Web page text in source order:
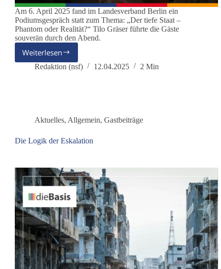
Am 6. April 2025 fand im Landesverband Berlin ein
Podiumsgespräch statt zum Thema: „Der tiefe Staat –
Phantom oder Realität?“ Tilo Gräser führte die Gäste
souverän durch den Abend.
Weiterlesen
Tiefer
Staat
Redaktion (nsf) 12.04.2025 2 Min
Aktuelles, Allgemein, Gastbeiträge
Die Logik der Eskalation